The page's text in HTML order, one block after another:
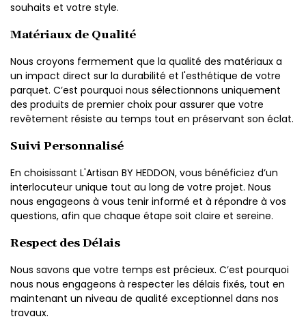
souhaits et votre style.
Matériaux de Qualité
Nous croyons fermement que la qualité des matériaux a
un impact direct sur la durabilité et l'esthétique de votre
parquet. C’est pourquoi nous sélectionnons uniquement
des produits de premier choix pour assurer que votre
revêtement résiste au temps tout en préservant son éclat.
Suivi Personnalisé
En choisissant L'Artisan BY HEDDON, vous bénéficiez d’un
interlocuteur unique tout au long de votre projet. Nous
nous engageons à vous tenir informé et à répondre à vos
questions, afin que chaque étape soit claire et sereine.
Respect des Délais
Nous savons que votre temps est précieux. C’est pourquoi
nous nous engageons à respecter les délais fixés, tout en
maintenant un niveau de qualité exceptionnel dans nos
travaux.